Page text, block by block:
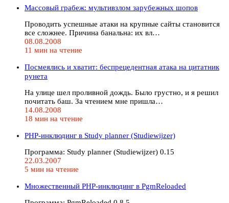
Массовый грабеж: мультивзлом зарубежных шопов
Проводить успешные атаки на крупные сайты становится
все сложнее. Причина банальна: их вл…
08.08.2008
11 мин на чтение
Посмеялись и хватит: беспрецедентная атака на цитатник
рунета
На улице шел проливной дождь. Было грустно, и я решил
почитать баш. За чтением мне пришла…
14.08.2008
18 мин на чтение
PHP-инклюдинг в Study planner (Studiewijzer)
Программа: Study planner (Studiewijzer) 0.15
22.03.2007
5 мин на чтение
Множественный PHP-инклюдинг в PgmReloaded